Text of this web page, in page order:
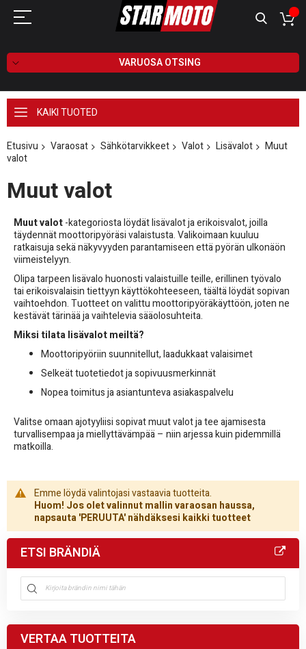
VARUOSA OTSING
KAIKI TUOTED
Etusivu Varaosat Sähkötarvikkeet Valot Lisävalot
Muut
valot
Muut valot
Muut valot-kategoriosta löydät lisävalot ja erikoisvalot, joilla
täydennät moottoripyöräsi valaistusta. Valikoimaan kuuluu
ratkaisuja sekä näkyvyyden parantamiseen että pyörän ulkonäön
viimeistelyyn.
Olipa tarpeen lisävalo huonosti valaistuille teille, erillinen työvalo
tai erikoisvalaisin tiettyyn käyttökohteeseen, täältä löydät sopivan
vaihtoehdon. Tuotteet on valittu moottoripyöräkäyttöön, joten ne
kestävät tärinää ja vaihtelevia sääolosuhteita.
Miksi tilata lisävalot meiltä?
Moottoripyöriin suunnitellut, laadukkaat valaisimet
Selkeät tuotetiedot ja sopivuusmerkinnät
Nopea toimitus ja asiantunteva asiakaspalvelu
Valitse omaan ajotyyliisi sopivat muut valot ja tee ajamisesta
turvallisempaa ja miellyttävämpää – niin arjessa kuin pidemmillä
matkoilla.
Emme löydä valintojasi vastaavia tuotteita.
Huom! Jos olet valinnut mallin varaosan haussa,
napsauta 'PERUUTA' nähdäksesi kaikki tuotteet
ETSI BRÄNDIÄ
VERTAA TUOTTEITA